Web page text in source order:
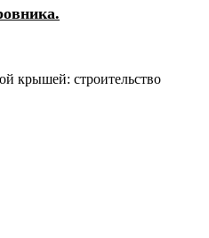
крышей: строительство